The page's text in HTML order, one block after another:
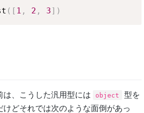
( 1 , 2 , 3 )
は、こうした汎用型には object
型を
どそれでは次のような面倒があっ